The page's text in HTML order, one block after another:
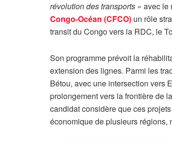
révolution des transports » avec le
Congo‑Océan (CFCO) un rôle
transit du Congo vers la RDC, le
Son programme prévoit la
extension des lignes. Parmi les
Bétou, avec une intersection vers
prolongement vers la frontière de
candidat considère que ces
économique de plusieurs régions,